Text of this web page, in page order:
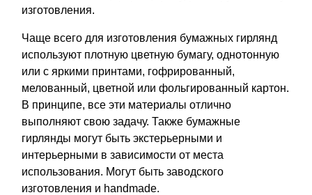
изготовления.
Чаще всего для изготовления бумажных гирлянд
используют плотную цветную бумагу, однотонную
или с яркими принтами, гофрированный,
мелованный, цветной или фольгированный картон.
В принципе, все эти материалы отлично
выполняют свою задачу. Также бумажные
гирлянды могут быть экстерьерными и
интерьерными в зависимости от места
использования. Могут быть заводского
изготовления и handmade.